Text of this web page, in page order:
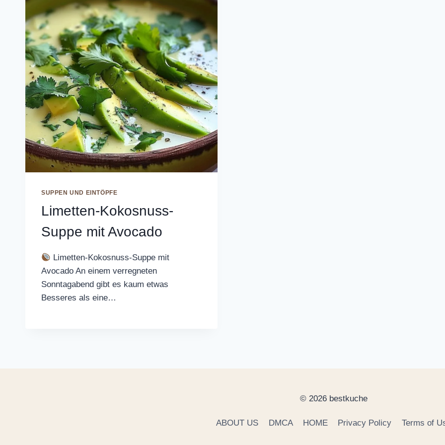
SUPPEN UND EINTÖPFE
Limetten-Kokosnuss-
Suppe mit Avocado
Limetten-Kokosnuss-Suppe mit
Avocado An einem verregneten
Sonntagabend gibt es kaum etwas
Besseres als eine…
© 2026 bestkuche
ABOUT US DMCA HOME Privacy Policy Terms of